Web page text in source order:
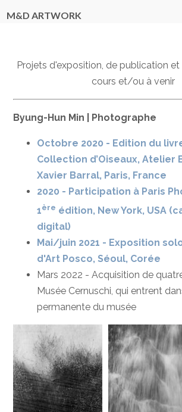
M&D ARTWORK
Projets d'exposition, de publication
cours et/ou à venir
Byung-Hun Min | Photographe
Octobre 2020 - Edition du
Collection d’Oiseaux, Atelier
Xavier Barral, Paris, France
2020 - Participation à Paris
1ère édition, New York, USA
digital)
Mai/juin 2021 - Exposition
d'Art Posco, Séoul, Corée
Mars 2022 - Acquisition de
Musée Cernuschi, qui entrent
permanente du musée